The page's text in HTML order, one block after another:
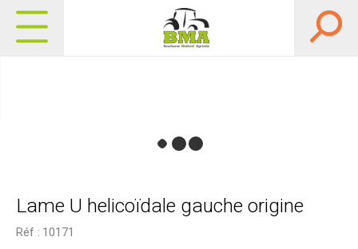
Lame U helicoïdale gauche origine
Réf : 10171